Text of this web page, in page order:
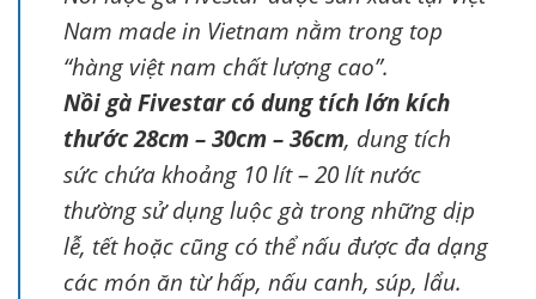
Nam made in Vietnam nằm trong top
“hàng việt nam chất lượng cao”.
Nồi gà Fivestar có dung tích lớn kích
thước 28cm – 30cm – 36cm, dung tích
sức chứa khoảng 10 lít – 20 lít nước
thường sử dụng luộc gà trong những dịp
lễ, tết hoặc cũng có thể nấu được đa dạng
các món ăn từ hấp, nấu canh, súp, lẩu.